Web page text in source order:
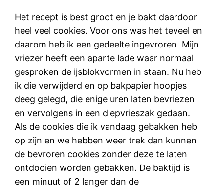
Het recept is best groot en je bakt daardoor
heel veel cookies. Voor ons was het teveel en
daarom heb ik een gedeelte ingevroren. Mijn
vriezer heeft een aparte lade waar normaal
gesproken de ijsblokvormen in staan. Nu heb
ik die verwijderd en op bakpapier hoopjes
deeg gelegd, die enige uren laten bevriezen
en vervolgens in een diepvrieszak gedaan.
Als de cookies die ik vandaag gebakken heb
op zijn en we hebben weer trek dan kunnen
de bevroren cookies zonder deze te laten
ontdooien worden gebakken. De baktijd is
een minuut of 2 langer dan de